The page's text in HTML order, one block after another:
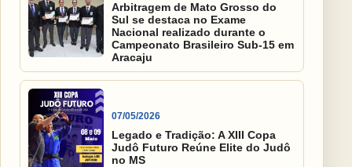
Arbitragem de Mato Grosso do
Sul se destaca no Exame
Nacional realizado durante o
Campeonato Brasileiro Sub-15 em
Aracaju
07/05/2026
Legado e Tradição: A XIII Copa
Judô Futuro Reúne Elite do Judô
no MS